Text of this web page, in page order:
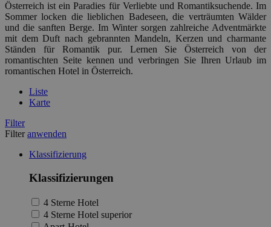
Österreich ist ein Paradies für Verliebte und Romantiksuchende. Im
Sommer locken die lieblichen Badeseen, die verträumten Wälder
und die sanften Berge. Im Winter sorgen zahlreiche Adventmärkte
mit dem Duft nach gebrannten Mandeln, Kerzen und charmante
Ständen für Romantik pur. Lernen Sie Österreich von der
romantischten Seite kennen und verbringen Sie Ihren Urlaub im
romantischen Hotel in Österreich.
Liste
Karte
Filter
Filteranwenden
Klassifizierung
Klassifizierungen
4 Sterne Hotel
4 Sterne Hotel superior